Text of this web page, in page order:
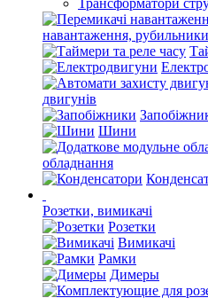
Трансформатори
навантаження, рубильники
двигунів
Шини
обладнання
Розетки, вимикачі
Розетки
Вимикачі
Рамки
Димеры